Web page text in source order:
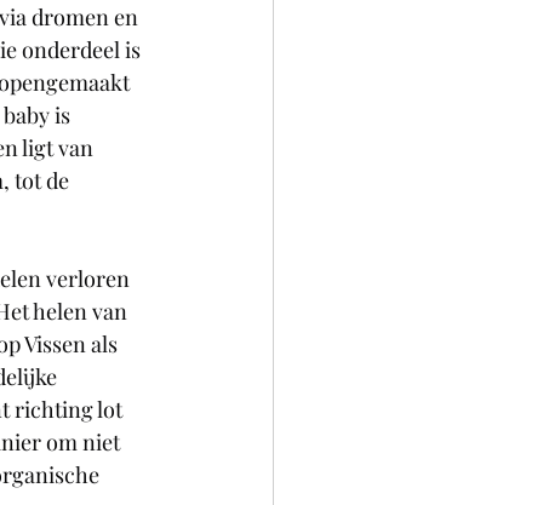
dromen en
onderdeel is
is
ligt van
tot de
verloren
helen van
Vissen als
richting lot
om niet